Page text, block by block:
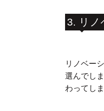
3. リノ
リノベー
選んでし
わってし